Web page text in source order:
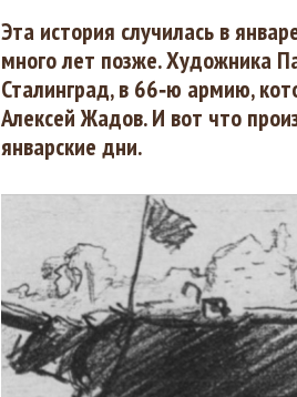
В
ы
з
с
ь
Эта история случилась в
много лет позже. Художника
Сталинград, в 66‑ю армию,
Алексей Жадов. И вот что
январские дни.